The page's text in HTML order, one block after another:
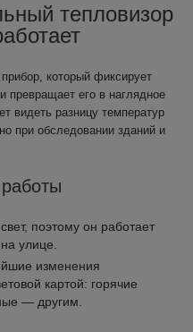
тепловизор
который фиксирует
превращает его в наглядное
видеть разницу температур
при обследовании зданий и
поэтому он работает
улице.
изменения
картой: горячие
— другим.